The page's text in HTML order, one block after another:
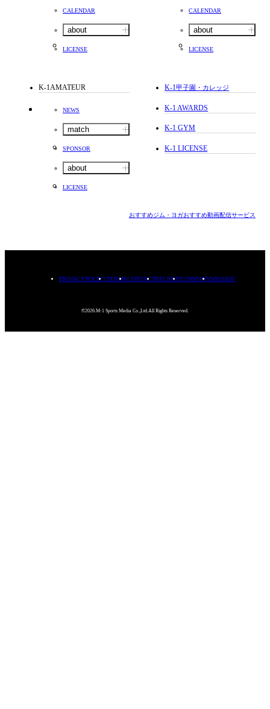
CALENDAR
about
LICENSE
CALENDAR
about
LICENSE
K-1AMATEUR
NEWS
match
SPONSOR
about
LICENSE
K-1甲子園・カレッジ
K-1 AWARDS
K-1 GYM
K-1 LICENSE
おすすめジム・ヨガおすすめ動画配信サービス
PRIVACYPOLICYTERMSCONTACTRECRUITCOMPANYMISSION
©2026.M-1 Sports Media Co.,Ltd.All Rights Reserved.